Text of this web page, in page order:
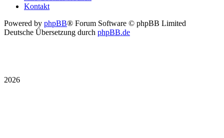
Kontakt
Powered by phpBB® Forum Software © phpBB Limited
Deutsche Übersetzung durch phpBB.de
2026